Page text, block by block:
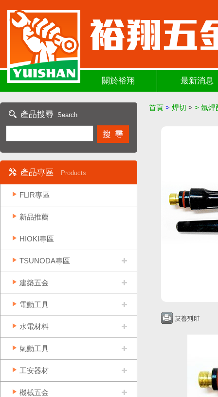
關於裕翔 最新消息
產品搜尋 Search
產品專區 Products
FLIR專區
新品推薦
HIOKI專區
TSUNODA專區
建築五金
電動工具
水電材料
氣動工具
工安器材
機械五金
首頁 > 焊切 > > 氬焊